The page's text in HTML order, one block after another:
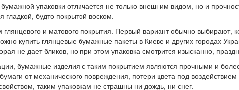
упаковки отличается не только внешним видом, но и
гладкой, будто покрытой воском.
и матового покрытия. Первый вариант обычно выбирают,
купить глянцевые бумажные пакеты в Киеве и других городах
не дает бликов, но при этом упаковка смотрится изысканно,
бумажные изделия с таким покрытием являются прочными и
от механического повреждения, потери цвета под
таким упаковкам не страшны ни дождь, ни снег.